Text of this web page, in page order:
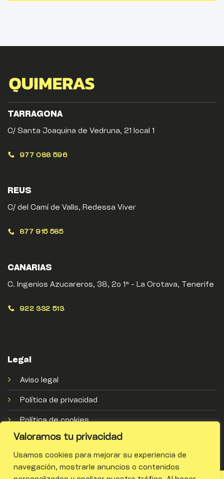
Valoramos tu privacidad
Usamos cookies para mejorar su experiencia de
navegación, mostrarle anuncios o contenidos
TARRAGONA
C/ Santa Joaquina de Vedruna, 21 local 1
977 088 596
REUS
C/ del Camí de Valls, Redessa Viver
877 915 585
CANARIAS
C. Ingenios Azucareros, 38, 2o 1ª - La Orotava, Tenerife
922 332 513
Legal
Aviso legal
Política de privacidad
Política de cookies